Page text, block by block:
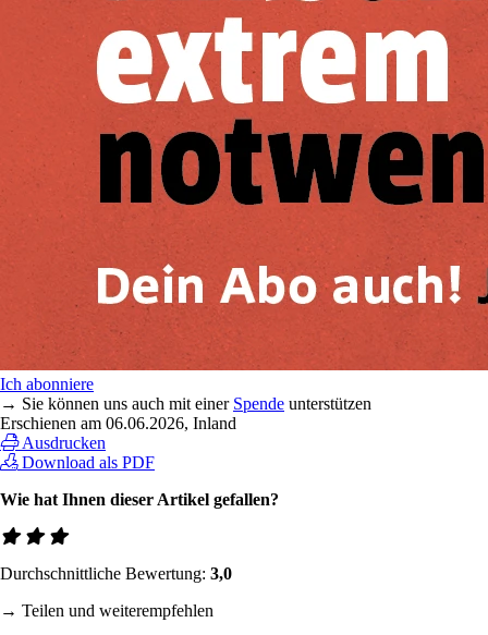
Ich abonniere
→ Sie können uns auch mit einer Spende unterstützen
Erschienen am 06.06.2026, Inland
Ausdrucken
Download als PDF
Wie hat Ihnen dieser Artikel gefallen?
Durchschnittliche Bewertung: 3,0
→ Teilen und weiterempfehlen